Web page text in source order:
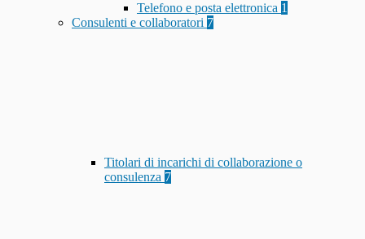
Telefono e posta elettronica 1
Consulenti e collaboratori 7
Titolari di incarichi di collaborazione o
consulenza 7